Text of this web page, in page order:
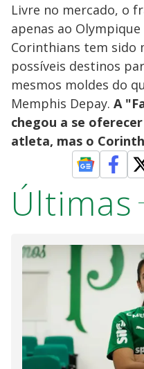
Livre no mercado, o
apenas ao Olympique
Corinthians tem sido
possíveis destinos
mesmos moldes do
Memphis Depay. A
chegou a se
atleta, mas o
Últimas